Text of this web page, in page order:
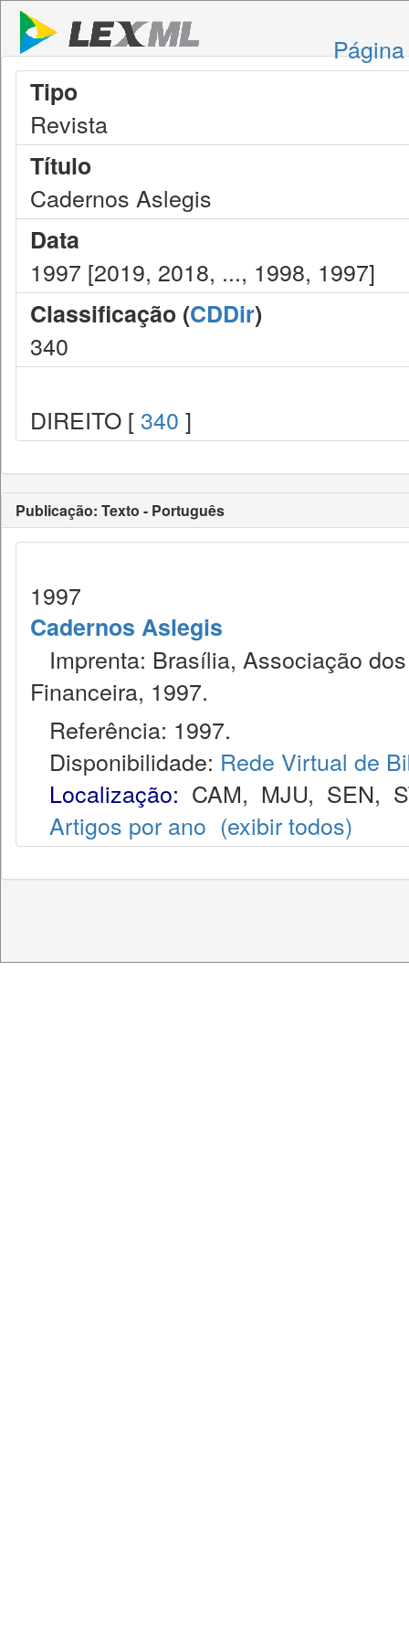
Tipo
Revista
Título
Cadernos Aslegis
Data
1997 [2019, 2018, ..., 1998, 1997]
Classificação (CDDir)
340
DIREITO [ 340 ]
Publicação: Texto - Português
1997
Cadernos Aslegis
Imprenta: Brasília, Associação
Financeira, 1997.
Referência: 1997.
Disponibilidade: Rede Virtual de
Localização: CAM, MJU, SEN,
Artigos por ano (exibir todos)